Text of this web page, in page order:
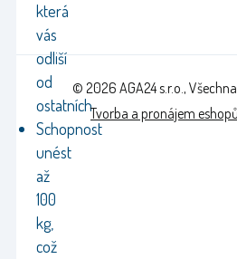
která
vás
odliší
od
ostatních
Schopnost
unést
až
100
kg,
což
© 2026 AGA24 s.r.o.,
Tvorba a pronájem eshopů